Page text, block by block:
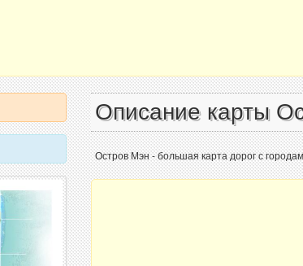
Описание карты
Остров Мэн - большая карта дорог с